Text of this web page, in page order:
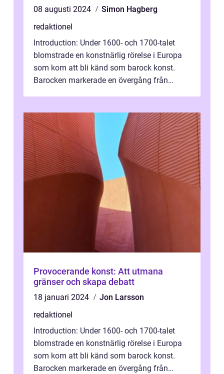
08 augusti 2024
Simon Hagberg
redaktionel
Introduction: Under 1600- och 1700-talet
blomstrade en konstnärlig rörelse i Europa
som kom att bli känd som barock konst.
Barocken markerade en övergång från
Provocerande konst: Att utmana
gränser och skapa debatt
18 januari 2024
Jon Larsson
redaktionel
Introduction: Under 1600- och 1700-talet
blomstrade en konstnärlig rörelse i Europa
som kom att bli känd som barock konst.
Barocken markerade en övergång från